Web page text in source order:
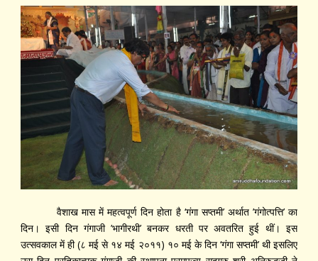
वैशाख मास में महत्वपूर्ण दिन होता है ‘गंगा सप्तमी’ अर्थात ’गंगोत्पत्ति’ का
दिन। इसी दिन गंगाजी ’भागीरथी’ बनकर धरती पर अवतरित हुई थीं। इस
उत्सवकाल में ही (८ मई से १४ मई २०११) १० मई के दिन ‘गंगा सप्तमी’ थी इसलिए